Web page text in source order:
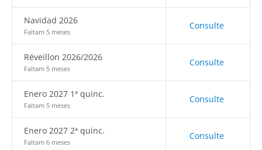
Navidad 2026
Faltam 5 meses
Consulte
Réveillon 2026/2026
Faltam 5 meses
Consulte
Enero 2027 1ª quinc.
Faltam 5 meses
Consulte
Enero 2027 2ª quinc.
Faltam 6 meses
Consulte